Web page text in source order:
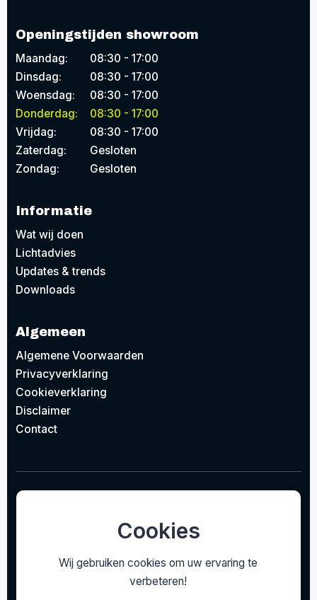
Openingstijden showroom
Maandag:
08:30 - 17:00
Dinsdag:
08:30 - 17:00
Woensdag:
08:30 - 17:00
Donderdag:
08:30 - 17:00
Vrijdag:
08:30 - 17:00
Zaterdag:
Gesloten
Zondag:
Gesloten
Informatie
Wat wij doen
Lichtadvies
Updates & trends
Downloads
Algemeen
Algemene Voorwaarden
Privacyverklaring
Cookieverklaring
Disclaimer
Contact
Cookies
Wij gebruiken cookies om uw ervaring te
verbeteren!